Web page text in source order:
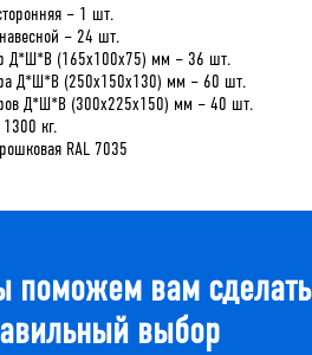
– 1 шт.
– 24 шт.
Д*Ш*В (165х100х75) мм – 36 шт.
Д*Ш*В (250х150х130) мм – 60 шт.
Д*Ш*В (300х225х150) мм – 40 шт.
кг.
RAL 7035
поможем вам сделать
выбор